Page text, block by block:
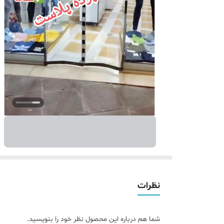
نظرات
شما هم درباره این محصول نظر خود را بنویسید.